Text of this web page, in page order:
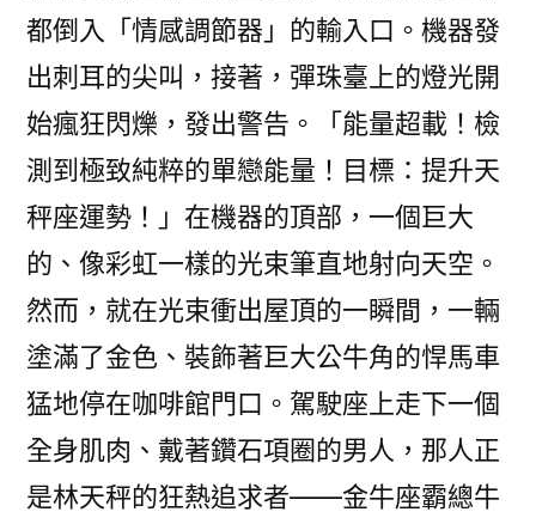
都倒入「情感調節器」的輸入口。機器發
出刺耳的尖叫，接著，彈珠臺上的燈光開
始瘋狂閃爍，發出警告。「能量超載！檢
測到極致純粹的單戀能量！目標：提升天
秤座運勢！」在機器的頂部，一個巨大
的、像彩虹一樣的光束筆直地射向天空。
然而，就在光束衝出屋頂的一瞬間，一輛
塗滿了金色、裝飾著巨大公牛角的悍馬車
猛地停在咖啡館門口。駕駛座上走下一個
全身肌肉、戴著鑽石項圈的男人，那人正
是林天秤的狂熱追求者——金牛座霸總牛